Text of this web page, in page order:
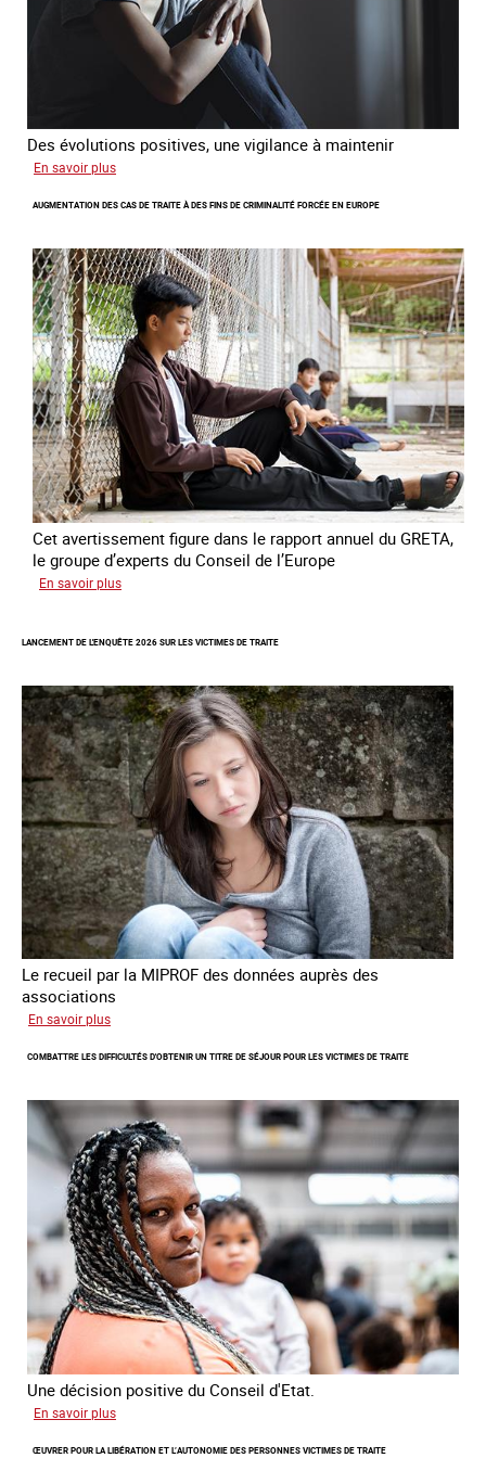
Des évolutions positives, une vigilance à maintenir
En savoir plus
nouveaux
du
combat
contre
l’esclavage
domestique
en
France
AUGMENTATION DES CAS DE TRAITE À DES FINS DE CRIMINALITÉ FORCÉE EN EUROPE
Cet avertissement figure dans le rapport annuel du GRETA,
le groupe d’experts du Conseil de l’Europe
En savoir plus
cas
traite
à
des
fins
de
criminalité
forcée
en
Europe
LANCEMENT DE L'ENQUÊTE 2026 SUR LES VICTIMES DE TRAITE
Le recueil par la MIPROF des données auprès des
associations
En savoir plus
de
2026
sur
les
victimes
de
traite
COMBATTRE LES DIFFICULTÉS D'OBTENIR UN TITRE DE SÉJOUR POUR LES VICTIMES DE TRAITE
Une décision positive du Conseil d'Etat.
En savoir plus
les
ŒUVRER POUR LA LIBÉRATION ET L’AUTONOMIE DES PERSONNES VICTIMES DE TRAITE